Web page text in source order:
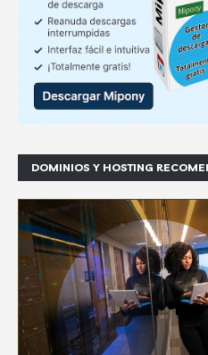
DOMINIOS Y HOSTING